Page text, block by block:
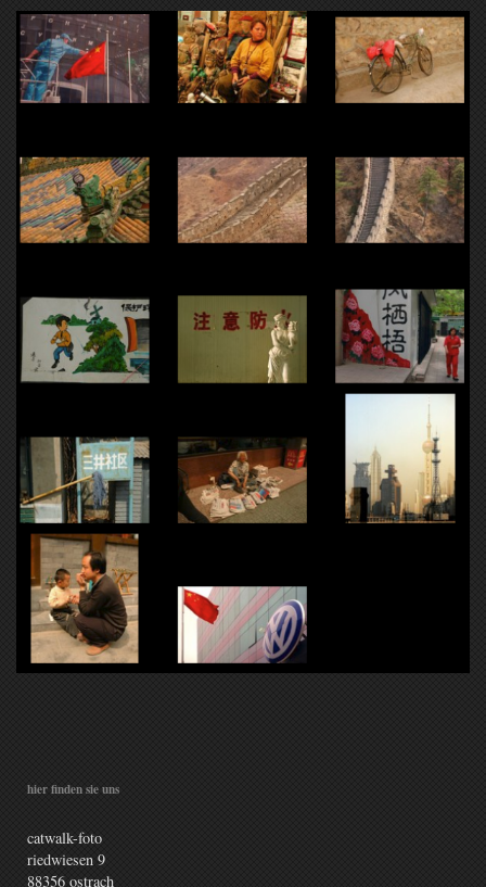
hier finden sie uns
catwalk-foto
riedwiesen 9
88356 ostrach